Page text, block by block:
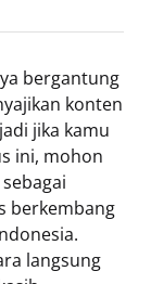
bergantung
konten
jika kamu
ini, mohon
berkembang
langsung